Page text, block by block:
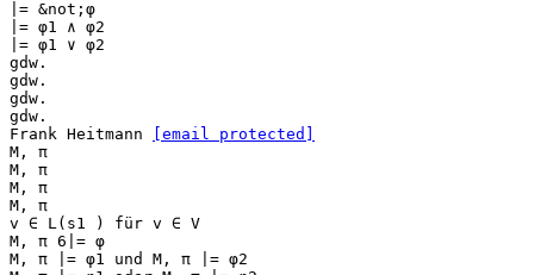
|= &not;φ
|= φ1 ∧ φ2
|= φ1 ∨ φ2
gdw.
gdw.
gdw.
gdw.
Frank Heitmann
[email protected]
M, π
M, π
M, π
M, π
v ∈ L(s1 ) für v ∈ V
M, π 6|= φ
M, π |= φ1 und M, π |= φ2